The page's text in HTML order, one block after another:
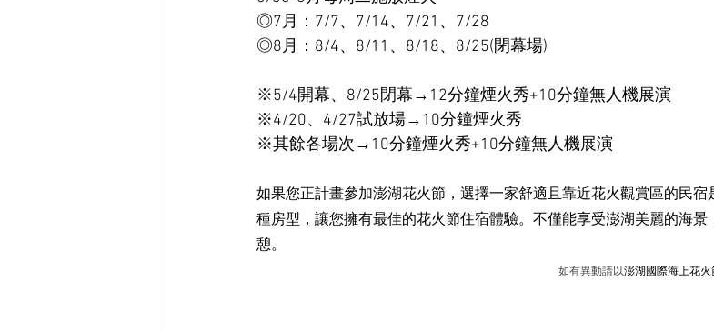
◎7月：7/7、7/14、7/21、7/28
◎8月：8/4、8/11、8/18、8/25(閉幕場)
※5/4開幕、8/25閉幕→12分鐘煙火秀+10分鐘無人機展演
※4/20、4/27試放場→10分鐘煙火秀
※其餘各場次→10分鐘煙火秀+10分鐘無人機展演
如果您正計畫參加澎湖花火節，選擇一家舒適且靠近花火觀賞區的民宿
種房型，讓您擁有最佳的花火節住宿體驗。不僅能享受澎湖美麗的海
憩。
如有異動請以澎湖國際海上花火